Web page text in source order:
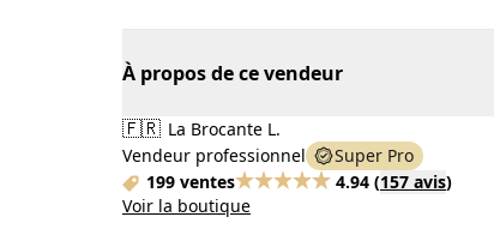
À propos de ce vendeur
🇫🇷 La Brocante L.
Vendeur professionnel
Super Pro
199 ventes
4.94 (157 avis)
Voir la boutique